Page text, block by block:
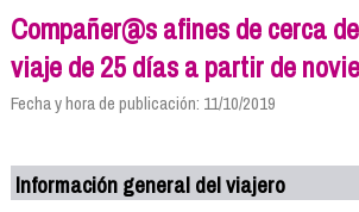
Compañer@s afines de cerca
viaje de 25 días a partir de
Fecha y hora de publicación: 11/10/2019
Información general del viajero